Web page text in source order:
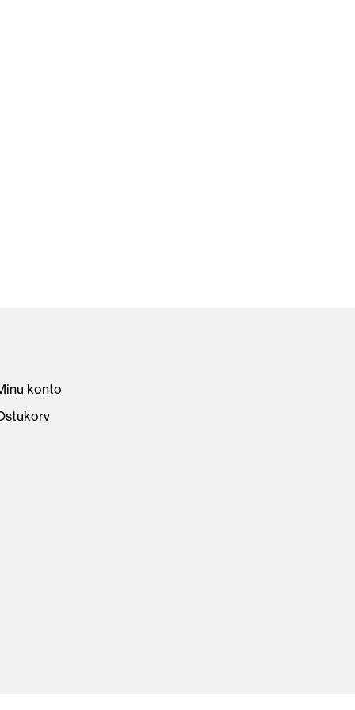
konto